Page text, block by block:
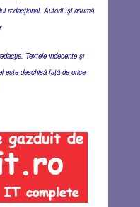
redacţional. Autorii îşi asumă
Textele indecente şi
este deschisă faţă de orice